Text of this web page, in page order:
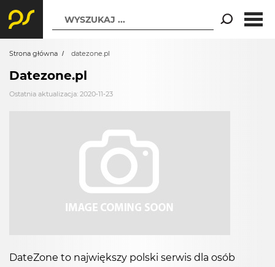
WYSZUKAJ ...
Strona główna datezone.pl
Datezone.pl
Ostatnia aktualizacja: 2020-11-23
DateZone to największy polski serwis dla osób